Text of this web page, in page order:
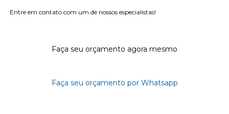
Entre em contato com um de nossos especialistas!
Faça seu orçamento agora mesmo
Faça seu orçamento por Whatsapp